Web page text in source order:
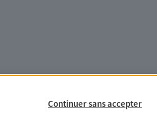
bancaire pour votre
Continuer sans accepter